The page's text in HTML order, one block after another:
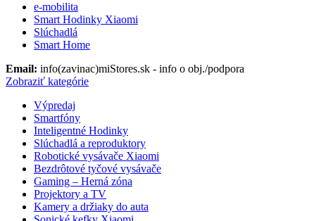
e-mobilita
Smart Hodinky Xiaomi
Slúchadlá
Smart Home
Email: info(zavinac)miStores.sk - info o obj./podpora
Zobraziť kategórie
Výpredaj
Smartfóny
Inteligentné Hodinky
Slúchadlá a reproduktory
Robotické vysávače Xiaomi
Bezdrôtové tyčové vysávače
Gaming – Herná zóna
Projektory a TV
Kamery a držiaky do auta